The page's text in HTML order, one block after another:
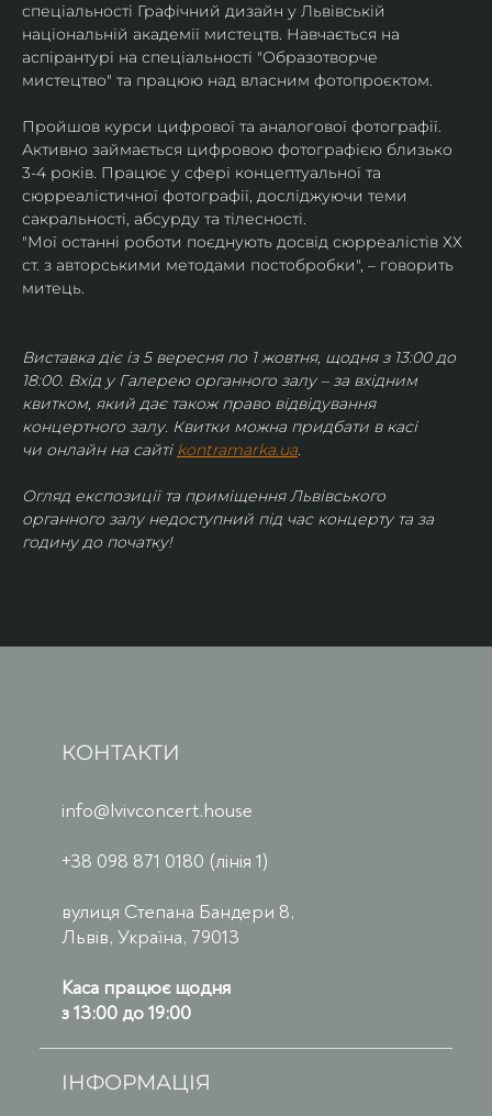
спеціальності Графічний дизайн у Львівській
національній академії мистецтв. Навчається на
аспірантурі на спеціальності "Образотворче
мистецтво" та працюю над власним фотопроєктом.
Пройшов курси цифрової та аналогової фотографії.
Активно займається цифровою фотографією близько
3-4 років. Працює у сфері концептуальної та
сюрреалістичної фотографії, досліджуючи теми
сакральності, абсурду та тілесності.
"Мої останні роботи поєднують досвід сюрреалістів ХХ
ст. з авторськими методами постобробки", – говорить
митець.
Виставка діє із 5 вересня по 1 жовтня, щодня з 13:00 до
18:00. Вхід у Галерею органного залу – за вхідним
квитком, який дає також право відвідування
концертного залу. Квитки можна придбати в касі
чи онлайн на сайті kontramarka.ua.
Огляд експозиції та приміщення Львівського
органного залу недоступний під час концерту та за
годину до початку!
КОНТАКТИ
info@lvivconcert.house
+38 098 871 0180 (лінія 1)
вулиця Степана Бандери 8,
Львів, Україна, 79013
Каса працює щодня
з 13:00 до 19:00
ІНФОРМАЦІЯ